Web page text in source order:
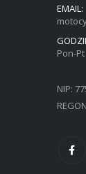
EMAIL:
Pon-
NIP: